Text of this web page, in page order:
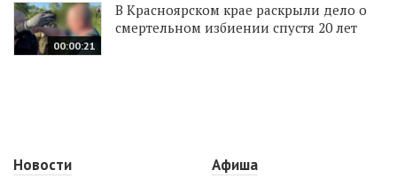
00:00:21
В Красноярском крае раскрыли дело о
смертельном избиении спустя 20 лет
Новости
Афиша